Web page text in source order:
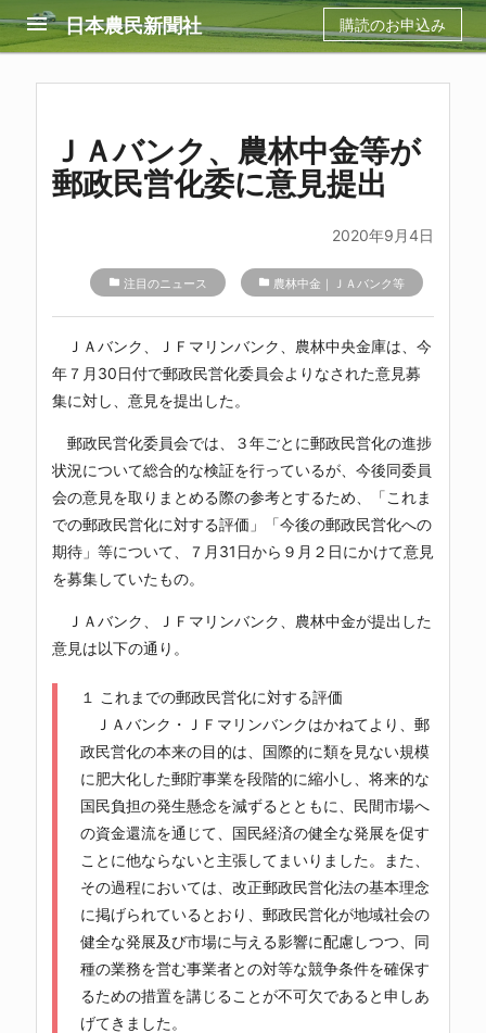
menu 日本農民新聞社 購読のお申込み
ＪＡバンク、農林中金等が
郵政民営化委に意見提出
2020年9月4日
folder 注目のニュース folder 農林中金｜ＪＡバンク等
ＪＡバンク、ＪＦマリンバンク、農林中央金庫は、今
年７月30日付で郵政民営化委員会よりなされた意見募
集に対し、意見を提出した。
郵政民営化委員会では、３年ごとに郵政民営化の進捗
状況について総合的な検証を行っているが、今後同委員
会の意見を取りまとめる際の参考とするため、「これま
での郵政民営化に対する評価」「今後の郵政民営化への
期待」等について、７月31日から９月２日にかけて意見
を募集していたもの。
ＪＡバンク、ＪＦマリンバンク、農林中金が提出した
意見は以下の通り。
１ これまでの郵政民営化に対する評価
ＪＡバンク・ＪＦマリンバンクはかねてより、郵
政民営化の本来の目的は、国際的に類を見ない規模
に肥大化した郵貯事業を段階的に縮小し、将来的な
国民負担の発生懸念を減ずるとともに、民間市場へ
の資金還流を通じて、国民経済の健全な発展を促す
ことに他ならないと主張してまいりました。また、
その過程においては、改正郵政民営化法の基本理念
に掲げられているとおり、郵政民営化が地域社会の
健全な発展及び市場に与える影響に配慮しつつ、同
種の業務を営む事業者との対等な競争条件を確保す
るための措置を講じることが不可欠であると申しあ
げてきました。